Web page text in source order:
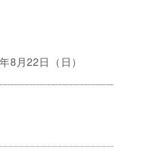
8月22日（日）